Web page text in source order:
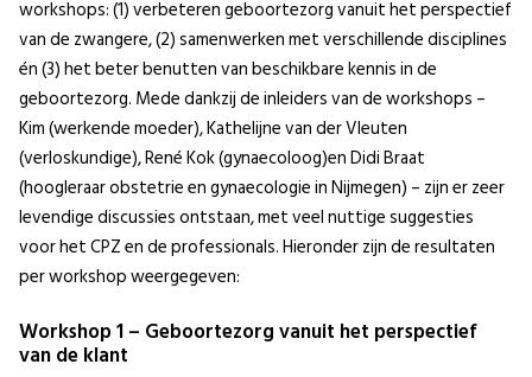
workshops: (1) verbeteren geboortezorg vanuit het perspectief
van de zwangere, (2) samenwerken met verschillende disciplines
én (3) het beter benutten van beschikbare kennis in de
geboortezorg. Mede dankzij de inleiders van de workshops –
Kim (werkende moeder), Kathelijne van der Vleuten
(verloskundige), René Kok (gynaecoloog)en Didi Braat
(hoogleraar obstetrie en gynaecologie in Nijmegen) – zijn er zeer
levendige discussies ontstaan, met veel nuttige suggesties
voor het CPZ en de professionals. Hieronder zijn de resultaten
per workshop weergegeven:
Workshop 1 – Geboortezorg vanuit het perspectief
van de klant